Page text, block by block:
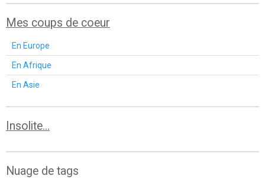
Mes coups de coeur
En Europe
En Afrique
En Asie
Insolite...
Nuage de tags